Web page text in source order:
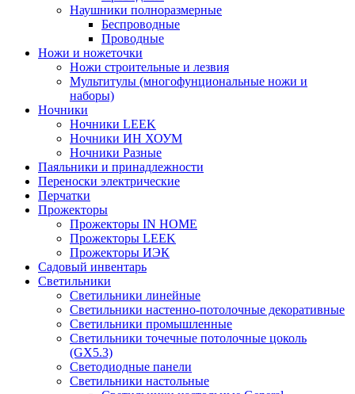
Наушники полноразмерные
Беспроводные
Проводные
Ножи и ножеточки
Ножи строительные и лезвия
Мультитулы (многофунциональные ножи и
наборы)
Ночники
Ночники LEEK
Ночники ИН ХОУМ
Ночники Разные
Паяльники и принадлежности
Переноски электрические
Перчатки
Прожекторы
Прожекторы IN HOME
Прожекторы LEEK
Прожекторы ИЭК
Садовый инвентарь
Светильники
Светильники линейные
Светильники настенно-потолочные декоративные
Светильники промышленные
Светильники точечные потолочные цоколь
(GX5.3)
Светодиодные панели
Cветильники настольные